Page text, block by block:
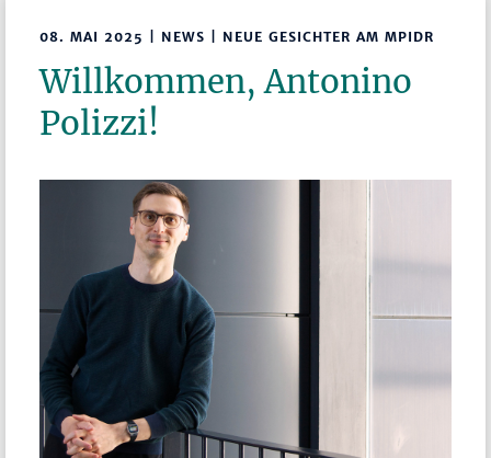
08. MAI 2025 | NEWS | NEUE GESICHTER AM MPIDR
Willkommen, Antonino
Polizzi!